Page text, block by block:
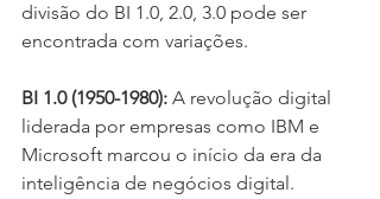
divisão do BI 1.0, 2.0, 3.0 pode ser
encontrada com variações.
BI 1.0 (1950-1980): A revolução digital
liderada por empresas como IBM e
Microsoft marcou o início da era da
inteligência de negócios digital.